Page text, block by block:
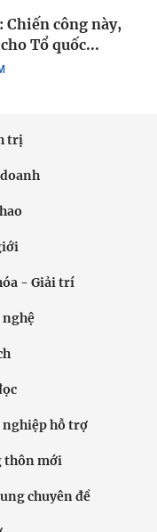
Chiến công này,
Tổ quốc...
trị
- Giải trí
nghệ
nghiệp hỗ trợ
thôn mới
chuyên đề